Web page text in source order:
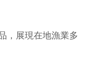
，展現在地漁業多